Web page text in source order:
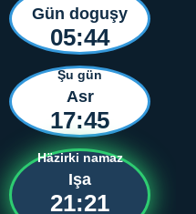
Gün doguşy
05:44
Şu gün
Asr
17:45
Häzirki namaz
Işa
21:21